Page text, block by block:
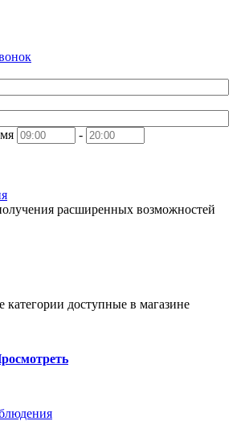
-
расширенных возможностей
категории доступные в магазине